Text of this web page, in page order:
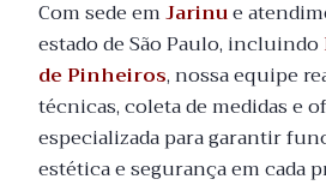
Com sede emJarinue
estado de São Paulo, incluindo
de Pinheiros, nossa equipe
técnicas, coleta de medidas e
especializada para garantir
estética e segurança em cada